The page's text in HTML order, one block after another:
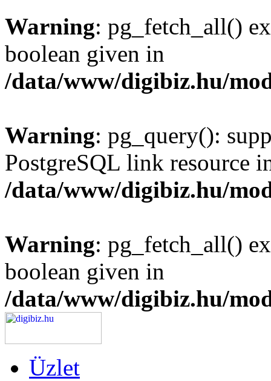
Warning: pg_fetch_all()
boolean given in
/data/www/digibiz.hu/
Warning: pg_query():
PostgreSQL link resource
/data/www/digibiz.hu/
Warning: pg_fetch_all()
boolean given in
/data/www/digibiz.hu/
Üzlet